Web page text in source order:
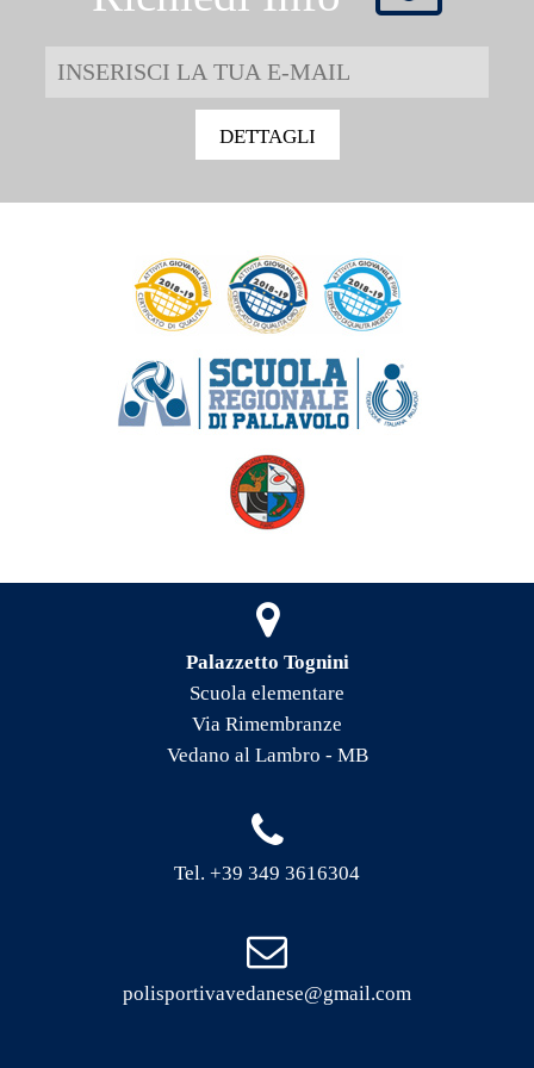
Palazzetto Tognini
Scuola elementare
Via Rimembranze
Vedano al Lambro - MB
Tel. +39 349 3616304
polisportivavedanese@gmail.com